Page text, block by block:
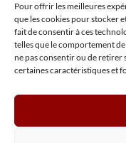
Pour offrir les meilleures
que les cookies pour stocker
fait de consentir à ces
telles que le comportement
ne pas consentir ou de
certaines caractéristiques et
INSIGHT NPA
Mentions légales